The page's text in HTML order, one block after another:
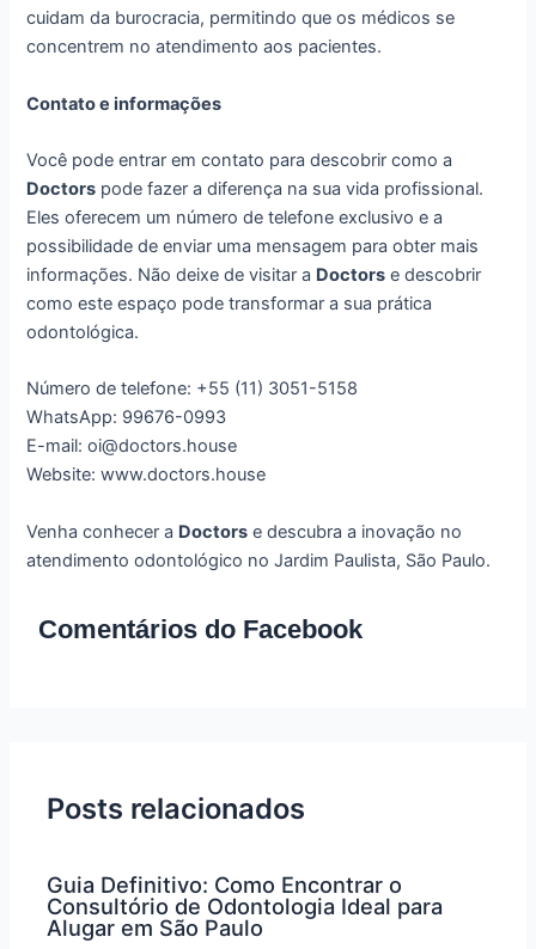
cuidam da burocracia, permitindo que os médicos se
concentrem no atendimento aos pacientes.
Contato e informações
Você pode entrar em contato para descobrir como a
Doctors pode fazer a diferença na sua vida profissional.
Eles oferecem um número de telefone exclusivo e a
possibilidade de enviar uma mensagem para obter mais
informações. Não deixe de visitar a Doctors e descobrir
como este espaço pode transformar a sua prática
odontológica.
Número de telefone: +55 (11) 3051-5158
WhatsApp: 99676-0993
E-mail: oi@doctors.house
Website: www.doctors.house
Venha conhecer a Doctors e descubra a inovação no
atendimento odontológico no Jardim Paulista, São Paulo.
Comentários do Facebook
Posts relacionados
Guia Definitivo: Como Encontrar o
Consultório de Odontologia Ideal para
Alugar em São Paulo